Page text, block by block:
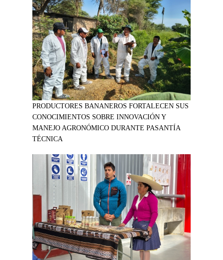
PRODUCTORES BANANEROS FORTALECEN SUS
CONOCIMIENTOS SOBRE INNOVACIÓN Y
MANEJO AGRONÓMICO DURANTE PASANTÍA
TÉCNICA